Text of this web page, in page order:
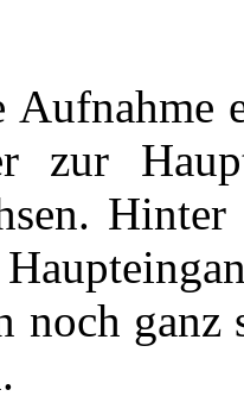
Aufnahme
zur
noch